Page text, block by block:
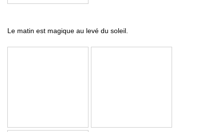
Le matin est magique au levé du soleil.